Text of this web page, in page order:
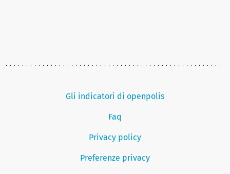
Gli indicatori di openpolis
Faq
Privacy policy
Preferenze privacy